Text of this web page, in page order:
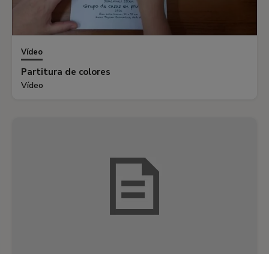
Vídeo
Partitura de colores
Vídeo